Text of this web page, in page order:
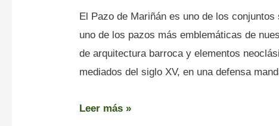
El Pazo de Mariñán es uno de los
uno de los pazos más emblemáticas de
de arquitectura barroca y elementos
mediados del siglo XV, en una defensa
Leer más »